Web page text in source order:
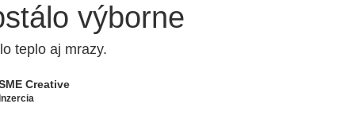
výborne
teplo aj mrazy.
Creative
Inzercia